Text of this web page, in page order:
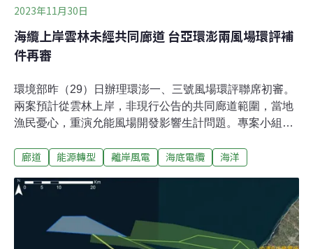
2023年11月30日
海纜上岸雲林未經共同廊道 台亞環澎兩風場環評補
件再審
環境部昨（29）日辦理環澎一、三號風場環評聯席初審。
兩案預計從雲林上岸，非現行公告的共同廊道範圍，當地
漁民憂心，重演允能風場開發影響生計問題。專案小組最
擊，決議該案補件再審。風場開發衝擊生計 漁民籲勿重蹈
及彰化外海，原有三座場址，後因國防考量取消環澎二開
發，並縮小環澎一、環澎三範圍，面積由最初243.8平方公
里減至45.6平方公里，總裝置容量則由3.63GW減至
0.7GW，規模縮水逾8成。昨日進入環評初審。本案海纜
廊道 能源轉型 離岸風電 海底電纜 海洋